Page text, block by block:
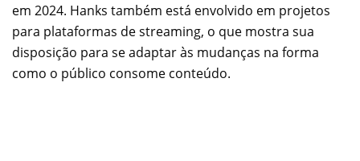
em 2024. Hanks também está envolvido em projetos
para plataformas de streaming, o que mostra sua
disposição para se adaptar às mudanças na forma
como o público consome conteúdo.